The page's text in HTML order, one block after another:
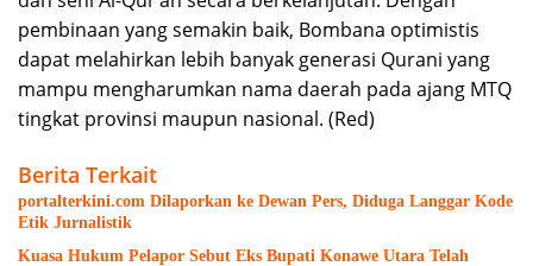
pembinaan yang semakin baik, Bombana optimistis
dapat melahirkan lebih banyak generasi Qurani yang
mampu mengharumkan nama daerah pada ajang MTQ
tingkat provinsi maupun nasional. (Red)
Berita Terkait
portalterkini.com Dilaporkan ke Dewan Pers, Diduga Langgar Kode
Etik Jurnalistik
Kuasa Hukum Pelapor Sebut Eks Bupati Konawe Utara Telah